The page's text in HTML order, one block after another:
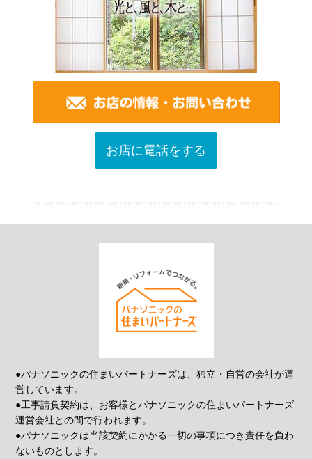
お店に電話をする
●パナソニックの住まいパートナーズは、独立・自営の会社が運
営しています。
●工事請負契約は、お客様とパナソニックの住まいパートナーズ
運営会社との間で行われます。
●パナソニックは当該契約にかかる一切の事項につき責任を負わ
ないものとします。